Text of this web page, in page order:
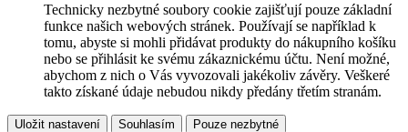
Technicky nezbytné soubory cookie zajišťují pouze základní
funkce našich webových stránek. Používají se například k
tomu, abyste si mohli přidávat produkty do nákupního košíku
nebo se přihlásit ke svému zákaznickému účtu. Není možné,
abychom z nich o Vás vyvozovali jakékoliv závěry. Veškeré
takto získané údaje nebudou nikdy předány třetím stranám.
Uložit nastavení Souhlasím Pouze nezbytné